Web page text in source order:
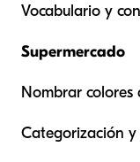
Vocabulario y
Supermercado
Nombrar colores
Categorización